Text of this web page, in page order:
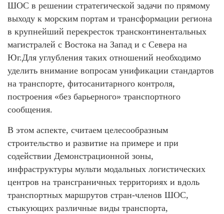
ШОС в решении стратегической задачи по прямому
выходу к морским портам и трансформации региона
в крупнейший перекресток трансконтинентальных
магистралей с Востока на Запад и с Севера на
Юг.Для углубления таких отношений необходимо
уделить внимание вопросам унификации стандартов
на транспорте, фитосанитарного контроля,
построения «без барьерного» транспортного
сообщения.
В этом аспекте, считаем целесообразным
строительство и развитие на примере и при
содействии Демонстрационной зоны,
инфраструктуры мульти модальных логистических
центров на трансграничных территориях и вдоль
транспортных маршрутов стран-членов ШОС,
стыкующих различные виды транспорта,